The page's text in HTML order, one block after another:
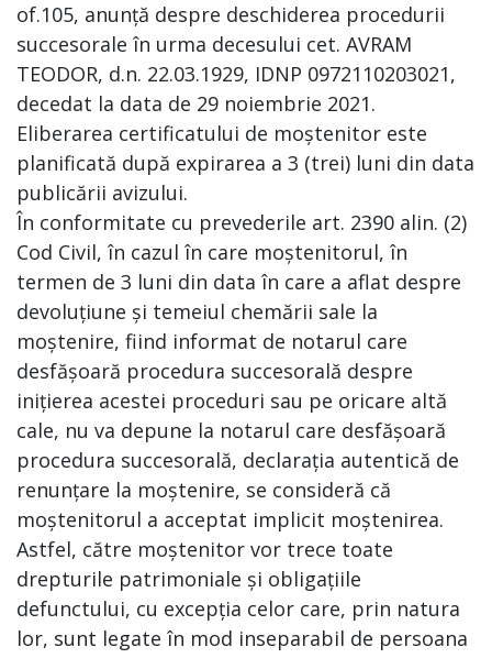
of.105, anunță despre deschiderea procedurii
succesorale în urma decesului cet. AVRAM
TEODOR, d.n. 22.03.1929, IDNP 0972110203021,
decedat la data de 29 noiembrie 2021.
Eliberarea certificatului de moștenitor este
planificată după expirarea a 3 (trei) luni din data
publicării avizului.
În conformitate cu prevederile art. 2390 alin. (2)
Cod Civil, în cazul în care moștenitorul, în
termen de 3 luni din data în care a aflat despre
devoluțiune și temeiul chemării sale la
moștenire, fiind informat de notarul care
desfășoară procedura succesorală despre
inițierea acestei proceduri sau pe oricare altă
cale, nu va depune la notarul care desfășoară
procedura succesorală, declarația autentică de
renunțare la moștenire, se consideră că
moștenitorul a acceptat implicit moștenirea.
Astfel, către moștenitor vor trece toate
drepturile patrimoniale și obligațiile
defunctului, cu excepția celor care, prin natura
lor, sunt legate în mod inseparabil de persoana